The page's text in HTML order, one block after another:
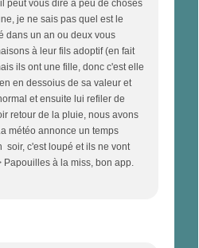
peut vous dire à peu de choses
je ne sais pas quel est le
dans un an ou deux vous
à leur fils adoptif (en fait
ils ont une fille, donc c'est elle
en dessoius de sa valeur et
et ensuite lui refiler de
retour de la pluie, nous avons
météo annonce un temps
soir, c'est loupé et ils ne vont
à la miss, bon app.